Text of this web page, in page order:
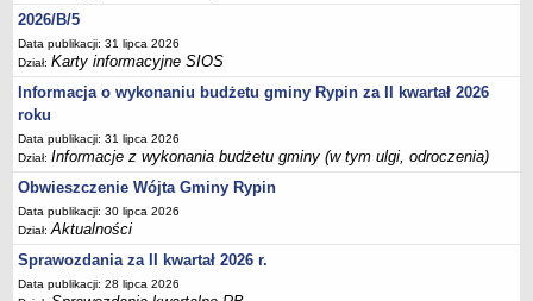
Postać dokumentów
Akty Prawne, Dzienniki Ustaw, Monitory Polskie
Prawo miejscowe
Zarządzenia
Studium uwarunkowań i kierunków zagospodarowania
przestrzennego
Dane przestrzenne - MPZP
Stałe obwody głosowania, numery, granice oraz siedziby
obwodowych komisji wyborczych, opis granic okręgów wyborczych
Plan ogólny gminy Rypin
2026/B/5
Data publikacji: 31 lipca 2026
Dział:Karty informacyjne SIOS
Informacja o wykonaniu budżetu gminy Rypin za II kwartał 2026
roku
Data publikacji: 31 lipca 2026
Dział:Informacje z wykonania budżetu gminy (w tym ulgi, odroczenia)
Obwieszczenie Wójta Gminy Rypin
Data publikacji: 30 lipca 2026
Dział:Aktualności
Sprawozdania za II kwartał 2026 r.
Data publikacji: 28 lipca 2026